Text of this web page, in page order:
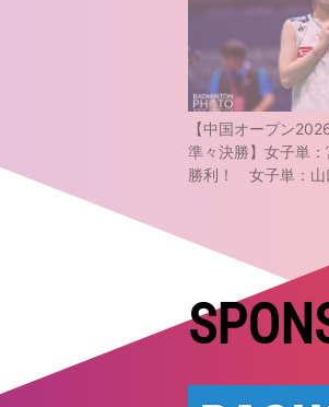
【中国オープン
準々決勝】女子単
勝利！ 女子単：山